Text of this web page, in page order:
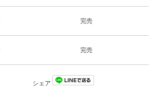
完売
完売
シェア